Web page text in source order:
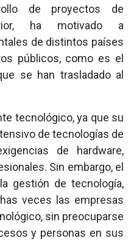
de proyectos de
ha motivado a
de distintos países
públicos, como es el
se han trasladado al
tecnológico, ya que su
de tecnologías de
de hardware,
Sin embargo, el
gestión de tecnología,
veces las empresas
sin preocuparse
y personas en sus